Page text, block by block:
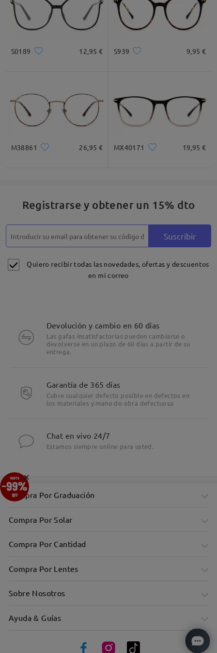
S0189 12,95 € S939 9,95 €
M38861 26,95 € MX40171 19,95 €
Registrarse y obtener un 15% dto
Suscribir
Quiero recibir todas las novedades, ofertas y descuentos
en mi correo
Devolución y cambio en 60 días
Las gafas insatisfactorias pueden cambiarse o
devolverse en un plazo de 60 días a partir de su
entrega.
Garantía de 365 días
Cubre cualquier defecto posible en defectos en
los materiales y mano do obra defectuosa
Chat en vivo 24/7
Estamos siempre online para usted.
Compra Por Graduación
Compra Por Solar
Compra Por Cantidad
Compra Por Lentes
Sobre Nosotros
Ayuda & Guías
×